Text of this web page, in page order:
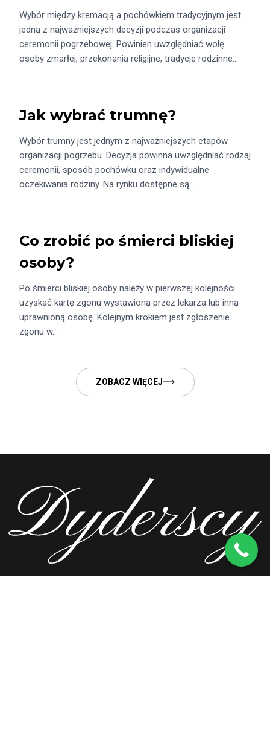
Wybór między kremacją a pochówkiem tradycyjnym jest
jedną z najważniejszych decyzji podczas organizacji
ceremonii pogrzebowej. Powinien uwzględniać wolę
osoby zmarłej, przekonania religijne, tradycje rodzinne…
Jak wybrać trumnę?
Wybór trumny jest jednym z najważniejszych etapów
organizacji pogrzebu. Decyzja powinna uwzględniać rodzaj
ceremonii, sposób pochówku oraz indywidualne
oczekiwania rodziny. Na rynku dostępne są…
Co zrobić po śmierci bliskiej
osoby?
Po śmierci bliskiej osoby należy w pierwszej kolejności
uzyskać kartę zgonu wystawioną przez lekarza lub inną
uprawnioną osobę. Kolejnym krokiem jest zgłoszenie
zgonu w…
ZOBACZ WIĘCEJ